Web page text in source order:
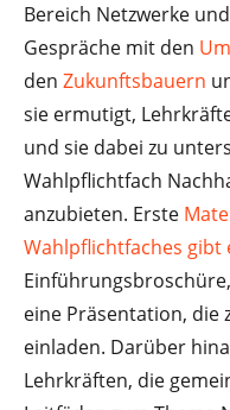
Bereich Netzwerke
Gespräche mit den
den Zukunftsbauern
sie ermutigt,
und sie dabei zu
Wahlpflichtfach
anzubieten. Erste
Wahlpflichtfaches gibt
eine Präsentation, die
einladen. Darüber
Lehrkräften, die